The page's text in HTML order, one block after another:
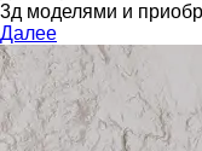
3д моделями и
Далее